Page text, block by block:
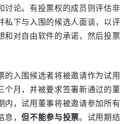
讨论。有投票权的成员则评估非
私下与入围的候选人面谈，以评
和对自由软件的承诺，然后投票
的入围候选者将被邀请作为试用
个月，并被要求签署新通过的董
内，试用董事将被邀请参加所有
息，但不能参与投票。试用期结